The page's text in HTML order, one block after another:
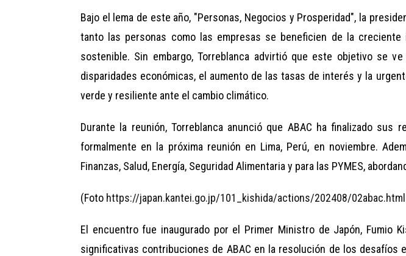
Bajo el lema de este año, "Personas, Negocios y Prosperidad", la
tanto las personas como las empresas se beneficien de la
sostenible. Sin embargo, Torreblanca advirtió que este objetivo se
disparidades económicas, el aumento de las tasas de interés y la
verde y resiliente ante el cambio climático.
Durante la reunión, Torreblanca anunció que ABAC ha finalizado
formalmente en la próxima reunión en Lima, Perú, en noviembre.
Finanzas, Salud, Energía, Seguridad Alimentaria y para las PYMES,
(Foto https://japan.kantei.go.jp/101_kishida/actions/202408/02abac.html
El encuentro fue inaugurado por el Primer Ministro de Japón, Fumio
significativas contribuciones de ABAC en la resolución de los desafíos